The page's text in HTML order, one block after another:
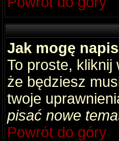
Jak mogę
To proste, kliknij
że będziesz
twoje
pisać nowe
Powrót do góry